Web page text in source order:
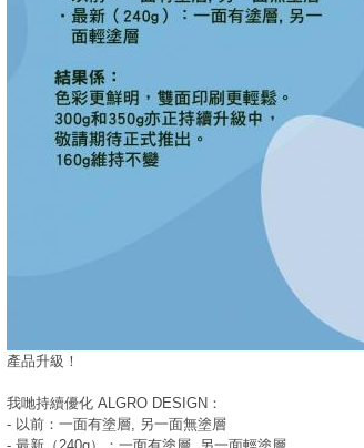
產品升級！
我哋持續優化 ALGRO DESIGN：
- 以前：一面有塗層, 另一面無塗層